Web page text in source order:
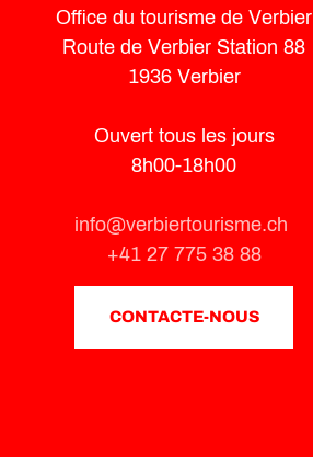
Office du tourisme de Verbier
Route de Verbier Station 88
1936 Verbier
Ouvert tous les jours
8h00-18h00
info@verbiertourisme.ch
+41 27 775 38 88
CONTACTE-NOUS